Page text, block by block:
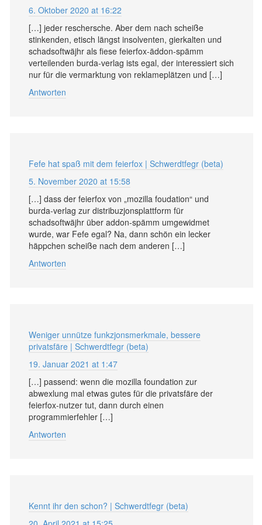
6. Oktober 2020 at 16:22
[…] jeder reschersche. Aber dem nach scheiße
stinkenden, etisch längst insolventen, gierkalten und
schadsoftwäjhr als fiese feierfox-äddon-spämm
verteilenden burda-verlag ists egal, der interessiert sich
nur für die vermarktung von reklameplätzen und […]
Antworten
Fefe hat spaß mit dem feierfox | Schwerdtfegr (beta)
5. November 2020 at 15:58
[…] dass der feierfox von „mozilla foudation“ und
burda-verlag zur distribuzjonsplattform für
schadsoftwäjhr über addon-spämm umgewidmet
wurde, war Fefe egal? Na, dann schön ein lecker
häppchen scheiße nach dem anderen […]
Antworten
Weniger unnütze funkzjonsmerkmale, bessere
privatsfäre | Schwerdtfegr (beta)
19. Januar 2021 at 1:47
[…] passend: wenn die mozilla foundation zur
abwexlung mal etwas gutes für die privatsfäre der
feierfox-nutzer tut, dann durch einen
programmierfehler […]
Antworten
Kennt ihr den schon? | Schwerdtfegr (beta)